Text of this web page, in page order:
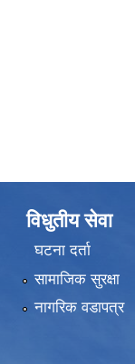
विधुतीय सेवा
घटना दर्ता
सामाजिक सुरक्षा
नागरिक वडापत्र